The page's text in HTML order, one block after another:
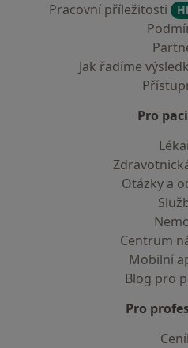
Pracovní příležitosti
Jak řadíme
Pro
Otázky a
Centrum
Mobilní
Blog pro
Pro